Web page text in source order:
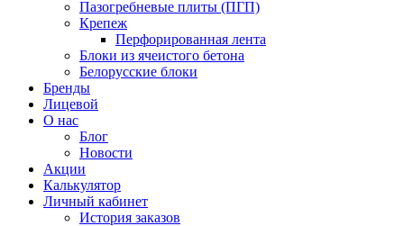
Пазогребневые плиты (ПГП)
Крепеж
Перфорированная лента
Блоки из ячеистого бетона
Белорусские блоки
Бренды
Лицевой
О нас
Блог
Новости
Акции
Калькулятор
Личный кабинет
История заказов